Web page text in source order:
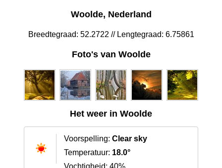
Woolde, Nederland
Breedtegraad: 52.2722 // Lengtegraad: 6.75861
Foto's van Woolde
Het weer in Woolde
Voorspelling: Clear sky
Temperatuur: 18.0°